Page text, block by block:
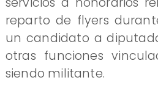
reparto de flyers
un candidato a
otras funciones
siendo militante.